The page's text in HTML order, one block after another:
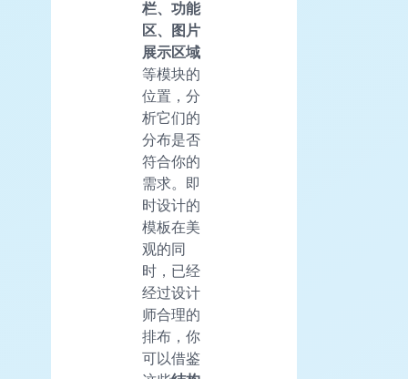
栏、功能
区、图片
展示区域
等模块的
位置，分
析它们的
分布是否
符合你的
需求。即
时设计的
模板在美
观的同
时，已经
经过设计
师合理的
排布，你
可以借鉴